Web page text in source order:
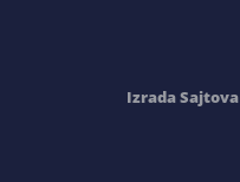
Izrada Sajtova